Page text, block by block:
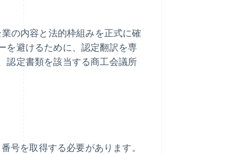
の内容と法的枠組みを正式に確
を避けるために、認定翻訳を専
認定書類を該当する商工会議所
号を取得する必要があります。